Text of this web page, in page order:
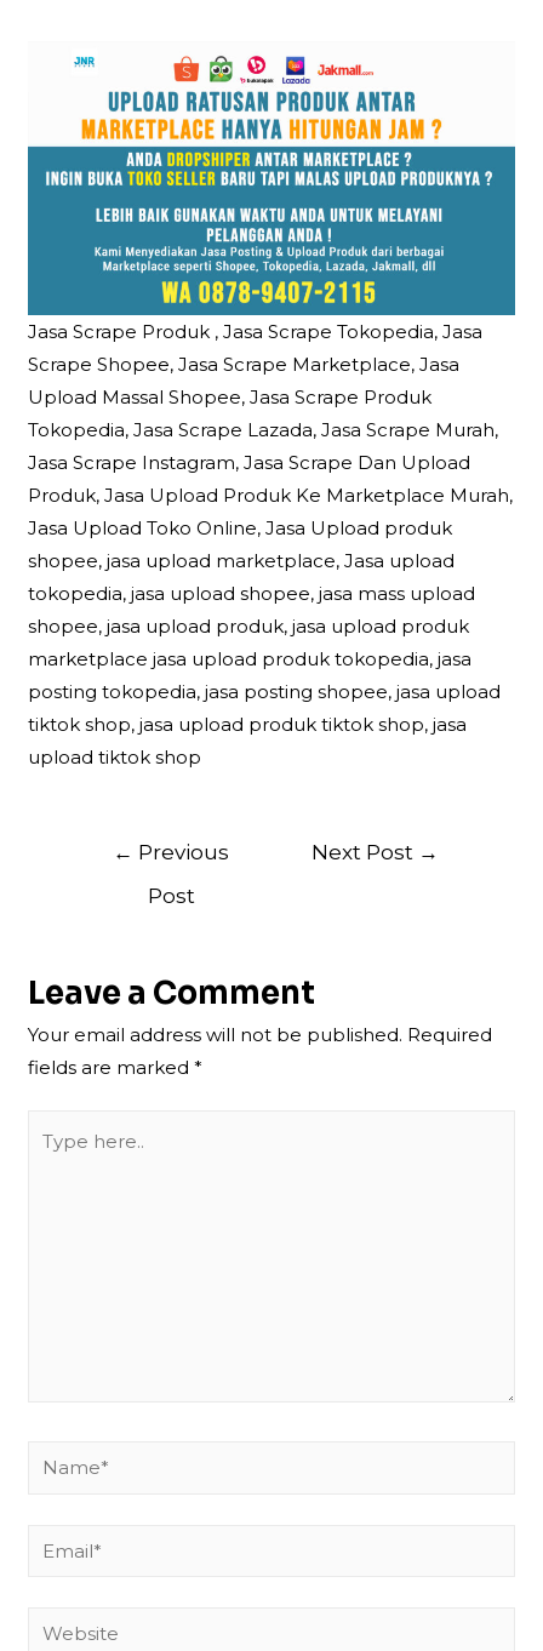
Jasa Scrape Produk , Jasa Scrape Tokopedia, Jasa
Scrape Shopee, Jasa Scrape Marketplace, Jasa
Upload Massal Shopee, Jasa Scrape Produk
Tokopedia, Jasa Scrape Lazada, Jasa Scrape Murah,
Jasa Scrape Instagram, Jasa Scrape Dan Upload
Produk, Jasa Upload Produk Ke Marketplace Murah,
Jasa Upload Toko Online, Jasa Upload produk
shopee, jasa upload marketplace, Jasa upload
tokopedia, jasa upload shopee, jasa mass upload
shopee, jasa upload produk, jasa upload produk
marketplace jasa upload produk tokopedia, jasa
posting tokopedia, jasa posting shopee, jasa upload
tiktok shop, jasa upload produk tiktok shop, jasa
upload tiktok shop
Post
navigation
← Previous
Post
Next Post →
Leave a Comment
Your email address will not be published. Required
fields are marked*
here..
Name*
Email*
Website